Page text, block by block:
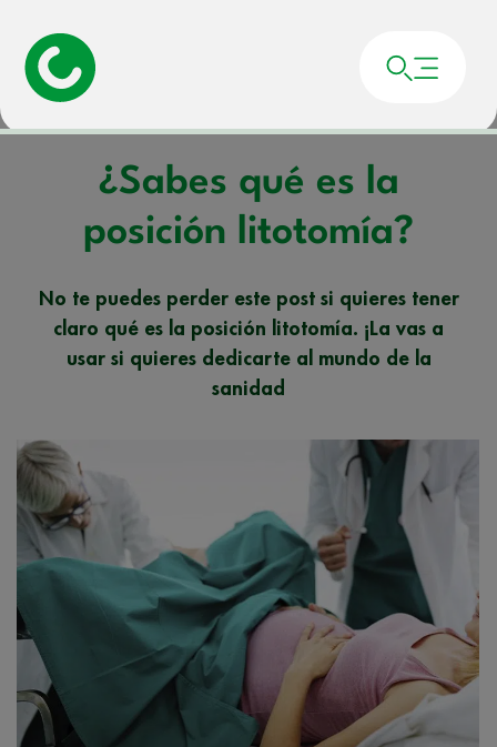
Portada»
¿Sabes qué es la
posición litotomía?
No te puedes perder este post si quieres tener
claro qué es la posición litotomía. ¡La vas a
usar si quieres dedicarte al mundo de la
sanidad